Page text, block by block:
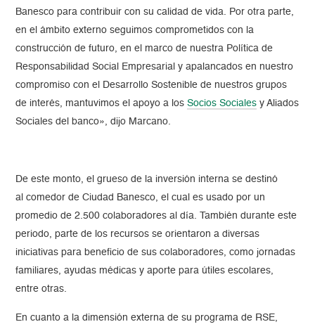
Banesco para contribuir con su calidad de vida. Por otra parte,
en el ámbito externo seguimos comprometidos con la
construcción de futuro, en el marco de nuestra Política de
Responsabilidad Social Empresarial y apalancados en nuestro
compromiso con el Desarrollo Sostenible de nuestros grupos
de interés, mantuvimos el apoyo a losSocios Sociales y Aliados
Sociales del banco», dijo Marcano.
De este monto, el grueso de la inversión interna se destinó
al comedor de Ciudad Banesco, el cual es usado por un
promedio de 2.500 colaboradores al día. También durante este
periodo, parte de los recursos se orientaron a diversas
iniciativas para beneficio de sus colaboradores, como jornadas
familiares, ayudas médicas y aporte para útiles escolares,
entre otras.
En cuanto a la dimensión externa de su programa de RSE,